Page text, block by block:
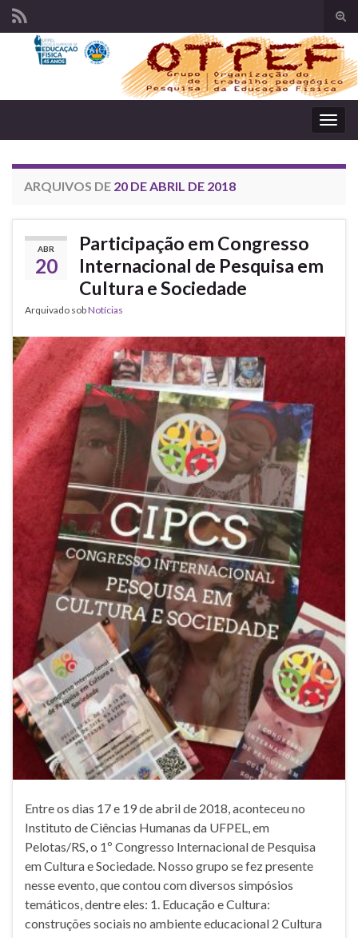
de
Search for:
ARQUIVOS DE 20 DE ABRIL DE 2018
ABR
20
Participação em Congresso
Internacional de Pesquisa em
Cultura e Sociedade
Arquivado sobNotícias
Entre os dias 17 e 19 de abril de 2018, aconteceu no
Instituto de Ciências Humanas da UFPEL, em
Pelotas/RS, o 1º Congresso Internacional de Pesquisa
em Cultura e Sociedade. Nosso grupo se fez presente
nesse evento, que contou com diversos simpósios
temáticos, dentre eles: 1. Educação e Cultura:
construções sociais no ambiente educacional 2 Cultura